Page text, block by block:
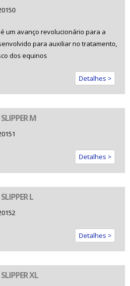
um avanço revolucionário para a
para auxiliar no tratamento,
dos equinos
Detalhes >
M
Detalhes >
L
Detalhes >
XL